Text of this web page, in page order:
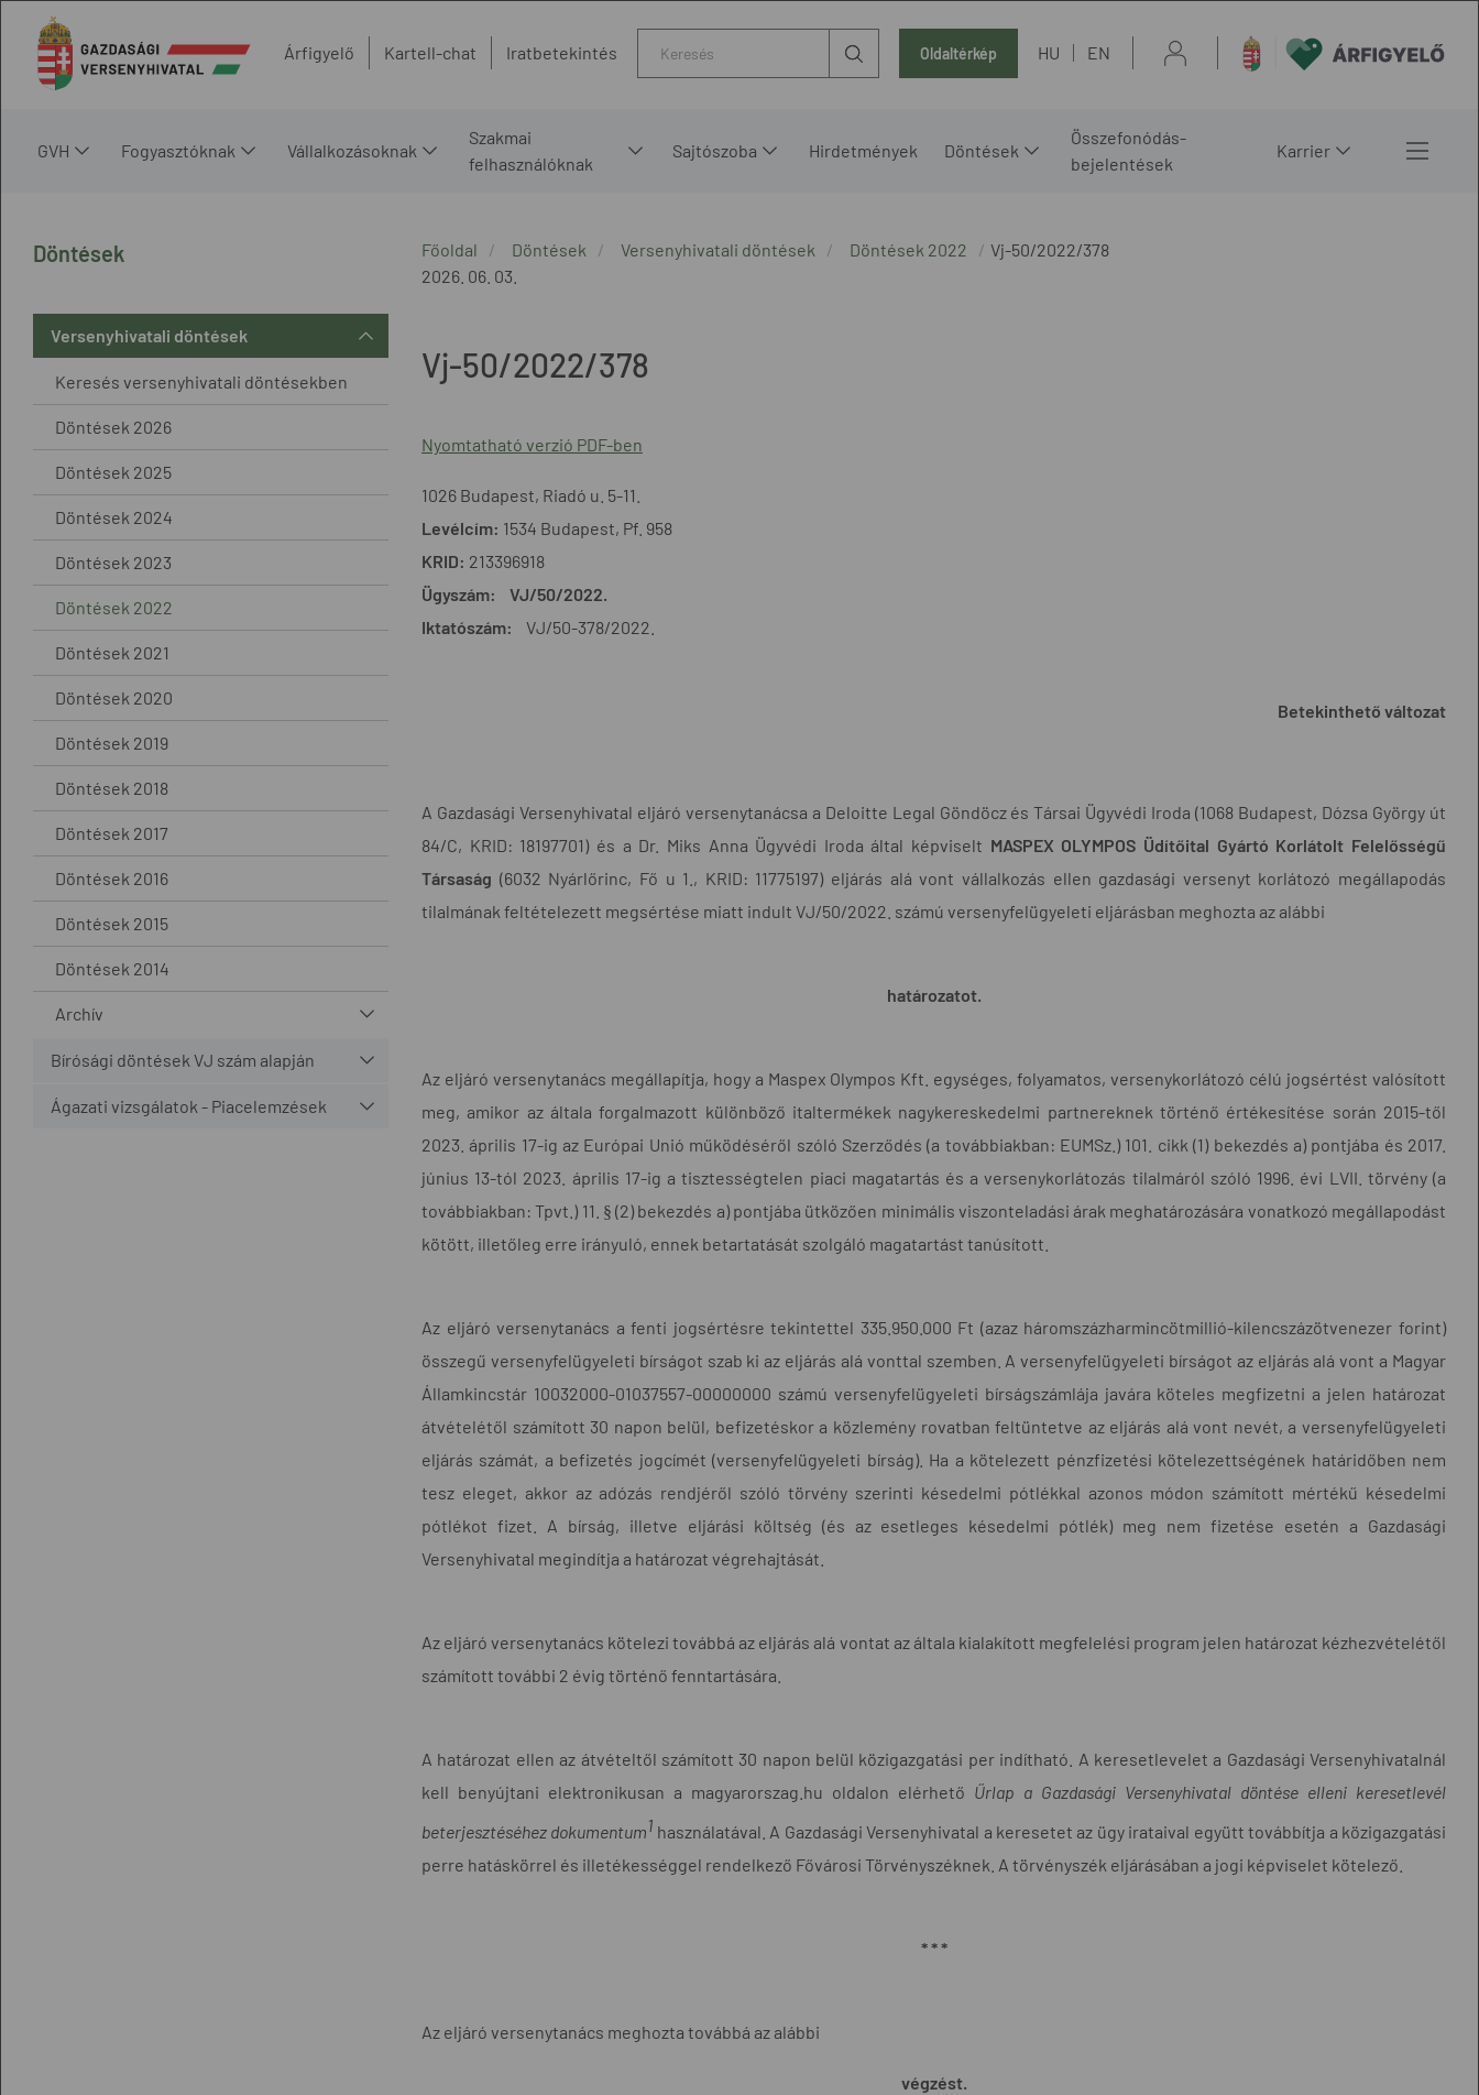
Árfigyelő Kartell-chat Iratbetekintés Oldaltérkép HU EN
GVH Fogyasztóknak Vállalkozásoknak
Szakmai
felhasználóknak
Sajtószoba Hirdetmények Döntések
Összefonódás-
bejelentések
Karrier
Döntések
Versenyhivatali döntések
Keresés versenyhivatali döntésekben
Döntések 2026
Döntések 2025
Döntések 2024
Döntések 2023
Döntések 2022
Döntések 2021
Döntések 2020
Döntések 2019
Döntések 2018
Döntések 2017
Döntések 2016
Döntések 2015
Döntések 2014
Archív
Bírósági döntések VJ szám alapján
Ágazati vizsgálatok - Piacelemzések
Főoldal Döntések Versenyhivatali döntések Döntések 2022
Vj-50/2022/378
2026. 06. 03.
Vj-50/2022/378
Nyomtatható verzió PDF-ben
1026 Budapest, Riadó u. 5-11.
Levélcím: 1534 Budapest, Pf. 958
KRID: 213396918
Ügyszám: VJ/50/2022.
Iktatószám:
VJ/50-378/2022.
Betekinthető változat
A Gazdasági Versenyhivatal eljáró versenytanácsa a Deloitte Legal Göndöcz és Társai Ügyvédi Iroda (1068 Budapest, Dózsa György út
84/C, KRID: 18197701) és a Dr. Miks Anna Ügyvédi Iroda által képviselt MASPEX OLYMPOS Üdítőital Gyártó Korlátolt Felelősségű
Társaság (6032 Nyárlőrinc, Fő u 1., KRID: 11775197) eljárás alá vont vállalkozás ellen gazdasági versenyt korlátozó megállapodás
tilalmának feltételezett megsértése miatt indult VJ/50/2022. számú versenyfelügyeleti eljárásban meghozta az alábbi
határozatot.
Az eljáró versenytanács megállapítja, hogy a Maspex Olympos Kft. egységes, folyamatos, versenykorlátozó célú jogsértést valósított
meg, amikor az általa forgalmazott különböző italtermékek nagykereskedelmi partnereknek történő értékesítése során 2015-től
2023. április 17-ig az Európai Unió működéséről szóló Szerződés (a továbbiakban: EUMSz.) 101. cikk (1) bekezdés a) pontjába és 2017.
június 13-tól 2023. április 17-ig a tisztességtelen piaci magatartás és a versenykorlátozás tilalmáról szóló 1996. évi LVII. törvény (a
továbbiakban: Tpvt.) 11. § (2) bekezdés a) pontjába ütközően minimális viszonteladási árak meghatározására vonatkozó megállapodást
kötött, illetőleg erre irányuló, ennek betartatását szolgáló magatartást tanúsított.
Az eljáró versenytanács a fenti jogsértésre tekintettel 335.950.000 Ft (azaz háromszázharmincötmillió-kilencszázötvenezer forint)
összegű versenyfelügyeleti bírságot szab ki az eljárás alá vonttal szemben. A versenyfelügyeleti bírságot az eljárás alá vont a Magyar
Államkincstár 10032000-01037557-00000000 számú versenyfelügyeleti bírságszámlája javára köteles megfizetni a jelen határozat
átvételétől számított 30 napon belül, befizetéskor a közlemény rovatban feltüntetve az eljárás alá vont nevét, a versenyfelügyeleti
eljárás számát, a befizetés jogcímét (versenyfelügyeleti bírság). Ha a kötelezett pénzfizetési kötelezettségének határidőben nem
tesz eleget, akkor az adózás rendjéről szóló törvény szerinti késedelmi pótlékkal azonos módon számított mértékű késedelmi
pótlékot fizet. A bírság, illetve eljárási költség (és az esetleges késedelmi pótlék) meg nem fizetése esetén a Gazdasági
Versenyhivatal megindítja a határozat végrehajtását.
Az eljáró versenytanács kötelezi továbbá az eljárás alá vontat az általa kialakított megfelelési program jelen határozat kézhezvételétől
számított további 2 évig történő fenntartására.
A határozat ellen az átvételtől számított 30 napon belül közigazgatási per indítható. A keresetlevelet a Gazdasági Versenyhivatalnál
kell benyújtani elektronikusan a magyarorszag.hu oldalon elérhető Űrlap a Gazdasági Versenyhivatal döntése elleni keresetlevél
beterjesztéséhez dokumentum1 használatával. A Gazdasági Versenyhivatal a keresetet az ügy irataival együtt továbbítja a közigazgatási
perre hatáskörrel és illetékességgel rendelkező Fővárosi Törvényszéknek. A törvényszék eljárásában a jogi képviselet kötelező.
* * *
Az eljáró versenytanács meghozta továbbá az alábbi
végzést.